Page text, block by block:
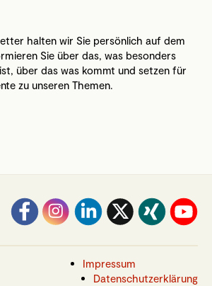
halten wir Sie persönlich auf dem
Sie über das, was besonders
über das was kommt und setzen für
zu unseren Themen.
Impressum
Datenschutzerklärung